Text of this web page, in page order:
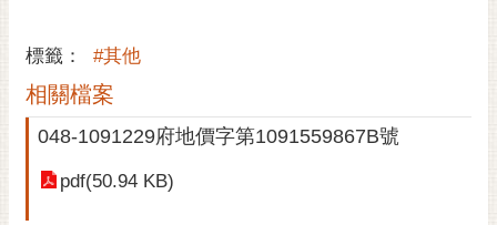
黃
偉
標籤： #其他
相關檔案
048-1091229府地價字第1091559867B號
pdf(50.94 KB)